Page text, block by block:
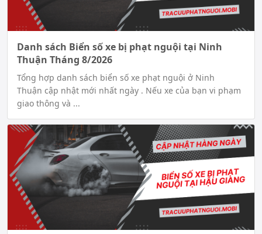
Danh sách Biển số xe bị phạt nguội tại Ninh
Thuận Tháng 8/2026
Tổng hợp danh sách biển số xe phạt nguội ở Ninh
Thuận cập nhật mới nhất ngày . Nếu xe của bạn vi phạm
giao thông và ...